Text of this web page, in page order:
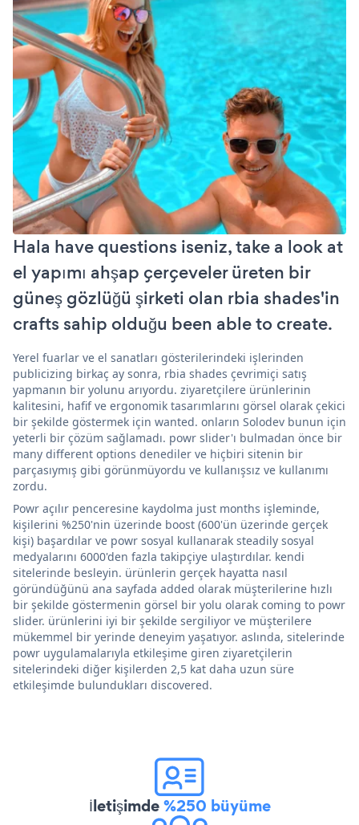
Hala have questions iseniz, take a look at
el yapımı ahşap çerçeveler üreten bir
güneş gözlüğü şirketi olan rbia shades'in
crafts sahip olduğu been able to create.
Yerel fuarlar ve el sanatları gösterilerindeki işlerinden
publicizing birkaç ay sonra, rbia shades çevrimiçi satış
yapmanın bir yolunu arıyordu. ziyaretçilere ürünlerinin
kalitesini, hafif ve ergonomik tasarımlarını görsel olarak çekici
bir şekilde göstermek için wanted. onların Solodev bunun için
yeterli bir çözüm sağlamadı. powr slider'ı bulmadan önce bir
many different options denediler ve hiçbiri sitenin bir
parçasıymış gibi görünmüyordu ve kullanışsız ve kullanımı
zordu.
Powr açılır penceresine kaydolma just months işleminde,
kişilerini %250'nin üzerinde boost (600'ün üzerinde gerçek
kişi) başardılar ve powr sosyal kullanarak steadily sosyal
medyalarını 6000'den fazla takipçiye ulaştırdılar. kendi
sitelerinde besleyin. ürünlerin gerçek hayatta nasıl
göründüğünü ana sayfada added olarak müşterilerine hızlı
bir şekilde göstermenin görsel bir yolu olarak coming to powr
slider. ürünlerini iyi bir şekilde sergiliyor ve müşterilere
mükemmel bir yerinde deneyim yaşatıyor. aslında, sitelerinde
powr uygulamalarıyla etkileşime giren ziyaretçilerin
sitelerindeki diğer kişilerden 2,5 kat daha uzun süre
etkileşimde bulundukları discovered.
İletişimde%250 büyüme